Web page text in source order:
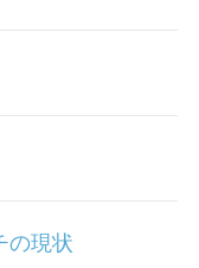
の現状